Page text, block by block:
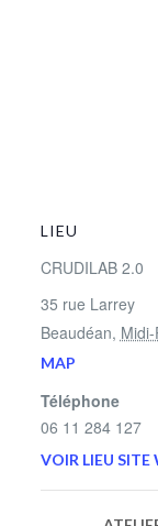
LIEU
CRUDILAB 2.0
35 rue Larrey
Beaudéan,
MAP
Téléphone
06 11 284 127
VOIR LIEU SITE